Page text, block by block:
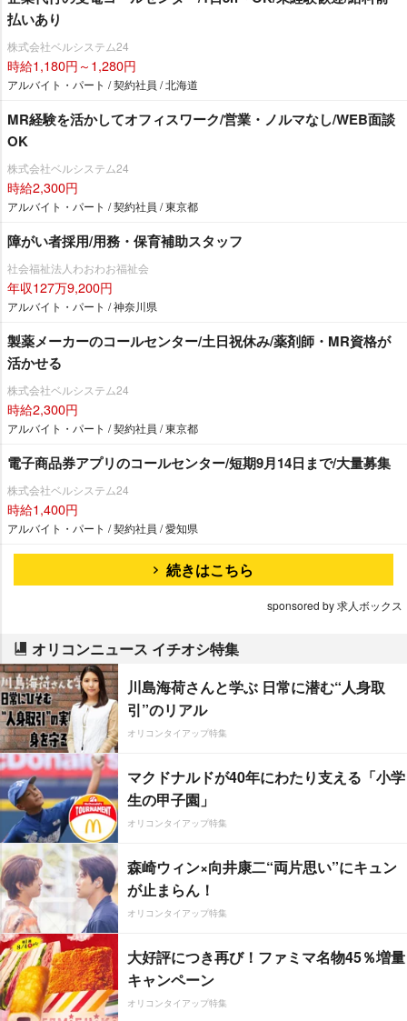
払いあり
株式会社ベルシステム24
時給1,180円～1,280円
アルバイト・パート / 契約社員 / 北海道
MR経験を活かしてオフィスワーク/営業・ノルマなし/WEB面談
OK
株式会社ベルシステム24
時給2,300円
アルバイト・パート / 契約社員 / 東京都
障がい者採用/用務・保育補助スタッフ
社会福祉法人わおわお福祉会
年収127万9,200円
アルバイト・パート / 神奈川県
製薬メーカーのコールセンター/土日祝休み/薬剤師・MR資格が
活かせる
株式会社ベルシステム24
時給2,300円
アルバイト・パート / 契約社員 / 東京都
電子商品券アプリのコールセンター/短期9月14日まで/大量募集
株式会社ベルシステム24
時給1,400円
アルバイト・パート / 契約社員 / 愛知県
続きはこちら
sponsored by 求人ボックス
オリコンニュース イチオシ特集
川島海荷さんと学ぶ 日常に潜む“人身取
引”のリアル
オリコンタイアップ特集
マクドナルドが40年にわたり支える「小学
生の甲子園」
オリコンタイアップ特集
森崎ウィン×向井康二“両片思い”にキュン
が止まらん！
オリコンタイアップ特集
大好評につき再び！ファミマ名物45％増量
キャンペーン
オリコンタイアップ特集